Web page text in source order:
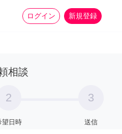
ログイン 新規登録
家事 more_horiz
相談
2
望日時
3
送信